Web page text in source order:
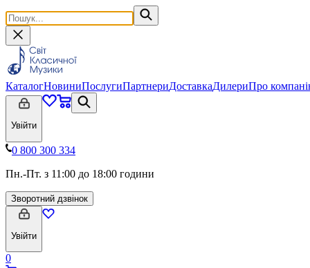
КаталогНовиниПослугиПартнериДоставкаДилериПро
Увійти
0 800 300 334
Пн.-Пт. з 11:00 до 18:00 години
Зворотний дзвінок
Увійти
0